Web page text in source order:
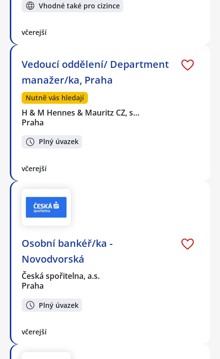
Vhodné také pro cizince
včerejší
Vedoucí oddělení/ Department
manažer/ka, Praha
Nutně vás hledají
H & M Hennes & Mauritz CZ, s…
Praha
Plný úvazek
včerejší
Osobní bankéř/ka -
Novodvorská
Česká spořitelna, a.s.
Praha
Plný úvazek
včerejší